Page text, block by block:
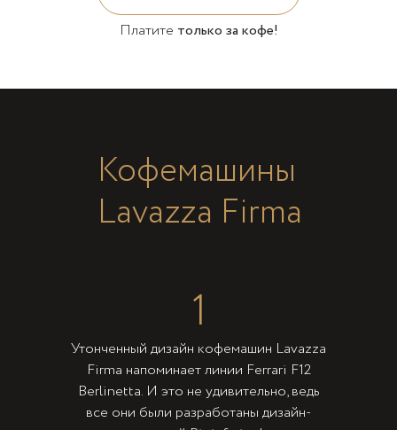
Платите только за кофе!
Кофемашины
Lavazza Firma
Утонченный дизайн кофемашин Lavazza
Firma напоминает линии Ferrari F12
Berlinetta. И это не удивительно, ведь
все они были разработаны дизайн-
1